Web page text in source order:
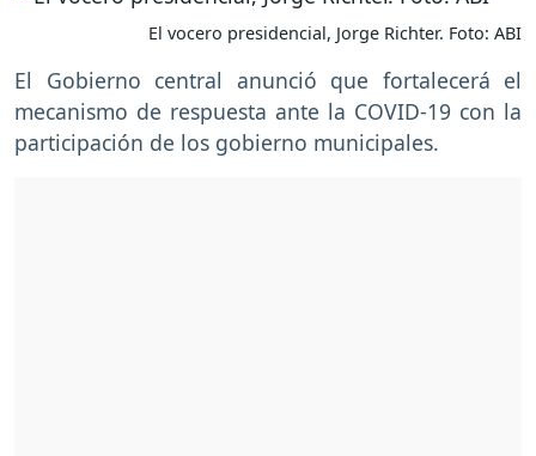
El vocero presidencial, Jorge Richter. Foto: ABI
El Gobierno central anunció que fortalecerá el
mecanismo de respuesta ante la COVID-19 con la
participación de los gobierno municipales.